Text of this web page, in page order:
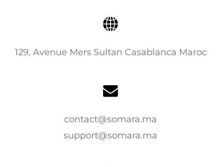
129, Avenue Mers Sultan Casablanca Maroc
contact@somara.ma
support@somara.ma